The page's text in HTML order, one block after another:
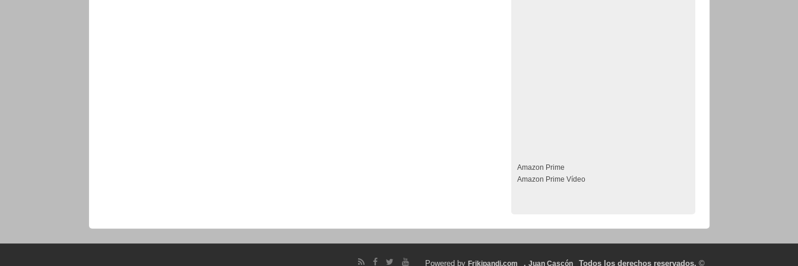
Amazon Prime
Amazon Prime Vídeo
Powered by Frikipandi.com . Juan Cascón Todos los derechos reservados. ©